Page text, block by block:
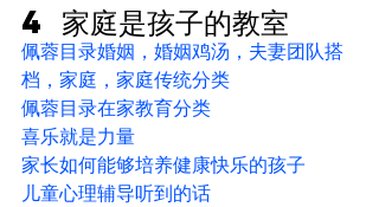
4 家庭是孩子的教室
佩蓉目录婚姻，婚姻鸡汤，夫妻团队搭
档，家庭，家庭传统分类
佩蓉目录在家教育分类
喜乐就是力量
家长如何能够培养健康快乐的孩子
儿童心理辅导听到的话